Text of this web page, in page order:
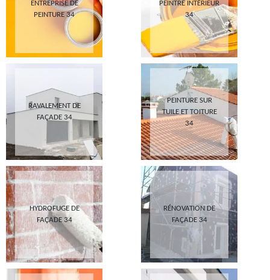
ENTREPRISE DE
PEINTURE 34
PEINTRE INTÉRIEUR
34
RAVALEMENT DE
FAÇADE 34
PEINTURE SUR
TUILE ET TOITURE
34
HYDROFUGE DE
FAÇADE 34
RÉNOVATION DE
FAÇADE 34